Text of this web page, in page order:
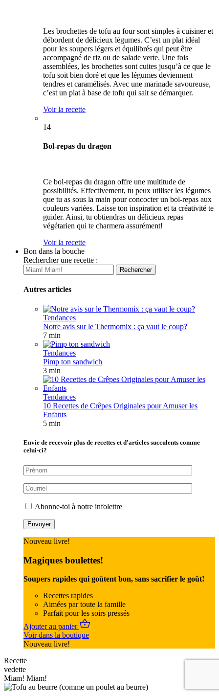
Les brochettes de tofu au four sont simples à cuisiner et
débordent de délicieux légumes. C’est un plat idéal
pour les soupers légers et équilibrés qui peut être
accompagné de riz ou de salade verte. Une fois
assemblées, les brochettes sont cuites jusqu’à ce que le
tofu soit bien doré et que les légumes deviennent
tendres et caramélisés. Avec une marinade savoureuse,
c’est un plat à base de tofu qui sait se démarquer.
Voir la recette
14
Bol-repas du dragon
Ce bol-repas du dragon offre une multitude de
possibilités. Effectivement, tu peux utiliser les légumes
que tu as sous la main pour concocter un bol-repas aux
couleurs variées. Laisse ton inspiration et ta créativité te
guider. Ainsi, tu obtiendras un délicieux repas
végétarien qui te charmera assurément!
Voir la recette
Bon dans la bouche
Rechercher une recette :
Autres articles
Tendances
Notre avis sur le Thermomix : ça vaut le coup?
7 min
Tendances
Pimp ton sandwich
3 min
Tendances
10 Recettes de Crêpes Originales pour Amuser les
Enfants
5 min
Envie de recevoir plus de recettes et d'articles succulents comme
celui-ci?
Abonne-toi à notre infolettre
Nouveau livre!
Magiques boulettes!
Soupers rapides qui goûtent bon, sans sacrifier le goût!
Recettes rapides
Aimées par toute la famille
Parfait pour les soirs pressés
Ajouter au panier
Voir dans la boutique
Nouveau livre!
Recette
vedette
Miam! Miam!